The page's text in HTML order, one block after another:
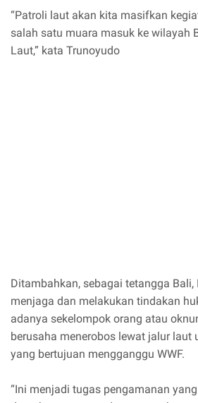
“Patroli laut akan kita masifkan
salah satu muara masuk ke wilayah
Laut,” kata Trunoyudo
Ditambahkan, sebagai tetangga Bali,
menjaga dan melakukan tindakan
adanya sekelompok orang atau
berusaha menerobos lewat jalur laut
yang bertujuan mengganggu WWF.
“Ini menjadi tugas pengamanan